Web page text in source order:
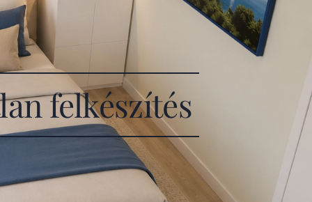
felkészítés